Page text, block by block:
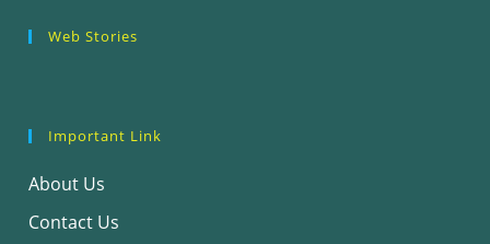
Web Stories
Ethics (शोध
Important Link
About Us
Contact Us